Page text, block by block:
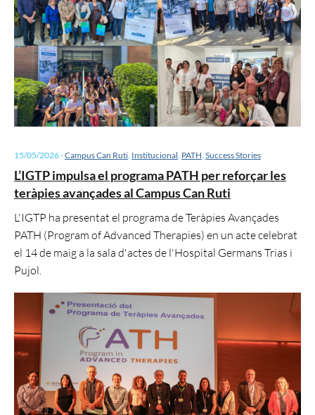
15/05/2026-Campus Can Ruti Institucional PATH Success Stories
L’IGTP impulsa el programa PATH per reforçar les
teràpies avançades al Campus Can Ruti
L'IGTP ha presentat el programa de Teràpies Avançades
PATH (Program of Advanced Therapies) en un acte celebrat
el 14 de maig a la sala d'actes de l'Hospital Germans Trias i
Pujol.